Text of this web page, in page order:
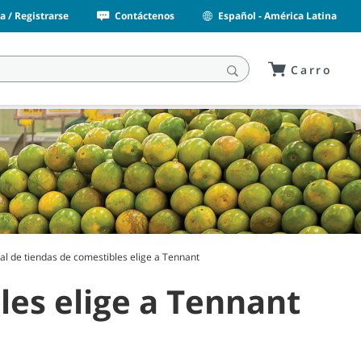
/ Registrarse Contáctenos Español - América Latina
Carro
de tiendas de comestibles elige a Tennant
elige a Tennant